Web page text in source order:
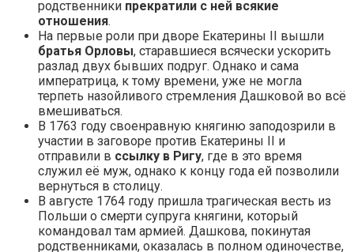
родственники прекратили с ней всякие
отношения.
На первые роли при дворе Екатерины II вышли
братья Орловы, старавшиеся всячески ускорить
разлад двух бывших подруг. Однако и сама
императрица, к тому времени, уже не могла
терпеть назойливого стремления Дашковой во всё
вмешиваться.
В 1763 году своенравную княгиню заподозрили в
участии в заговоре против Екатерины II и
отправили в ссылку в Ригу, где в это время
служил её муж, однако к концу года ей позволили
вернуться в столицу.
В августе 1764 году пришла трагическая весть из
Польши о смерти супруга княгини, который
командовал там армией. Дашкова, покинутая
родственниками, оказалась в полном одиночестве,